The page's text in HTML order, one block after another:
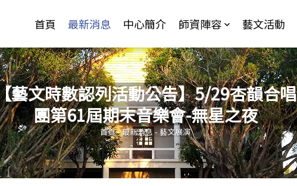
首頁 最新消息 中心簡介 師資陣容 藝文活動
藝文時數認列活動公告】5/29杏韻合唱
團第61屆期末音樂會-無星之夜
您在這裡
首頁-最新消息-藝文展演